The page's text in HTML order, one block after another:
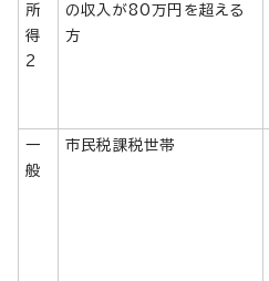
所
得
2
の収入が80万円を超える
方
一
般
市民税課税世帯